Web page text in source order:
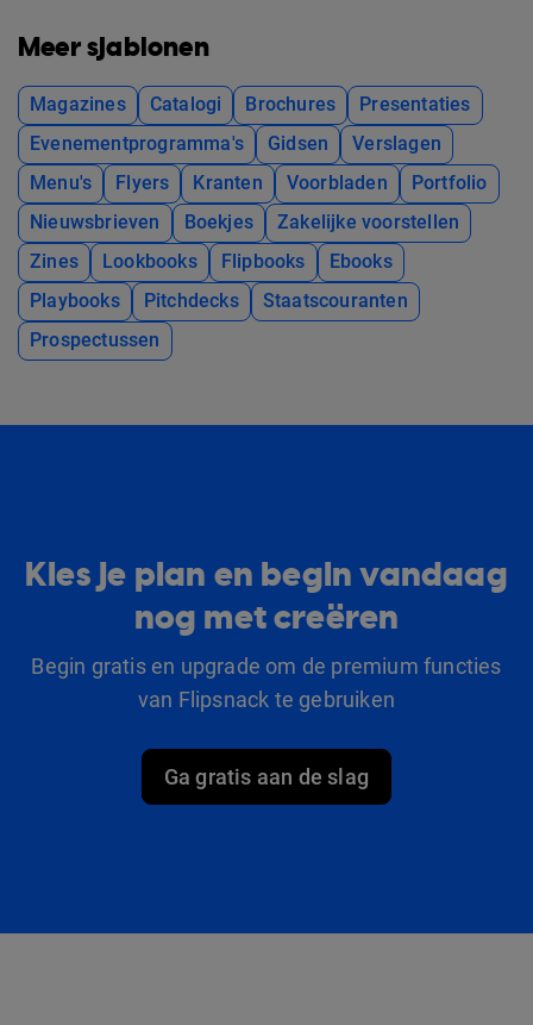
Meer sjablonen
Magazines Catalogi Brochures
Presentaties
Evenementprogramma's
Gidsen
Verslagen
Menu's
Flyers Kranten Voorbladen
Portfolio
Nieuwsbrieven
Boekjes
Zakelijke voorstellen
Zines
Lookbooks Flipbooks
Ebooks
Playbooks
Pitchdecks
Staatscouranten
Prospectussen
Kies je plan en begin vandaag
nog met creëren
Begin gratis en upgrade om de premium functies
van Flipsnack te gebruiken
Ga gratis aan de slag